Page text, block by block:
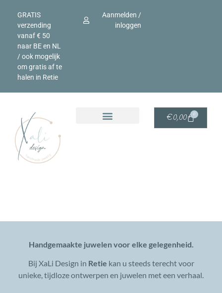
GRATIS
verzending
vanaf € 50
naar BE en NL
/ ook mogelijk
om gratis af te
halen in Retie
Aanmelden /
inloggen
€0,00 0
Handgemaakte juwelen voor elke gelegenheid.
Bij XaLi Design in Retie kan u steeds terecht voor
unieke, tijdloze ontwerpen en juwelen met een verhaal.